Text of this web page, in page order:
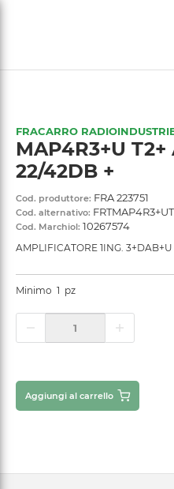
FRACARRO
MAP4R3+U T2+
22/42DB +
Cod. produttore: FRA 223751
Cod. alternativo:
Cod. Marchiol: 10267574
AMPLIFICATORE 1ING.
Minimo 1 pz
Aggiungi al carrello